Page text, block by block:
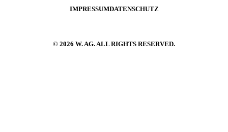
IMPRESSUMDATENSCHUTZ
© 2026 W. AG. ALL RIGHTS RESERVED.